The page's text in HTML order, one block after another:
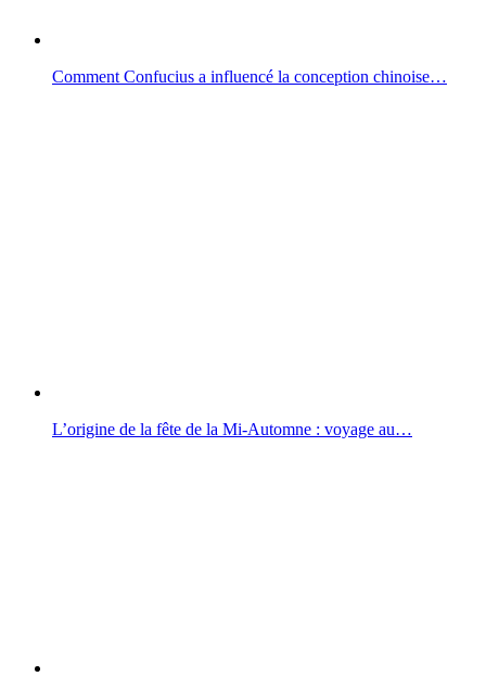
Comment Confucius a influencé la conception chinoise…
L’origine de la fête de la Mi-Automne : voyage au…